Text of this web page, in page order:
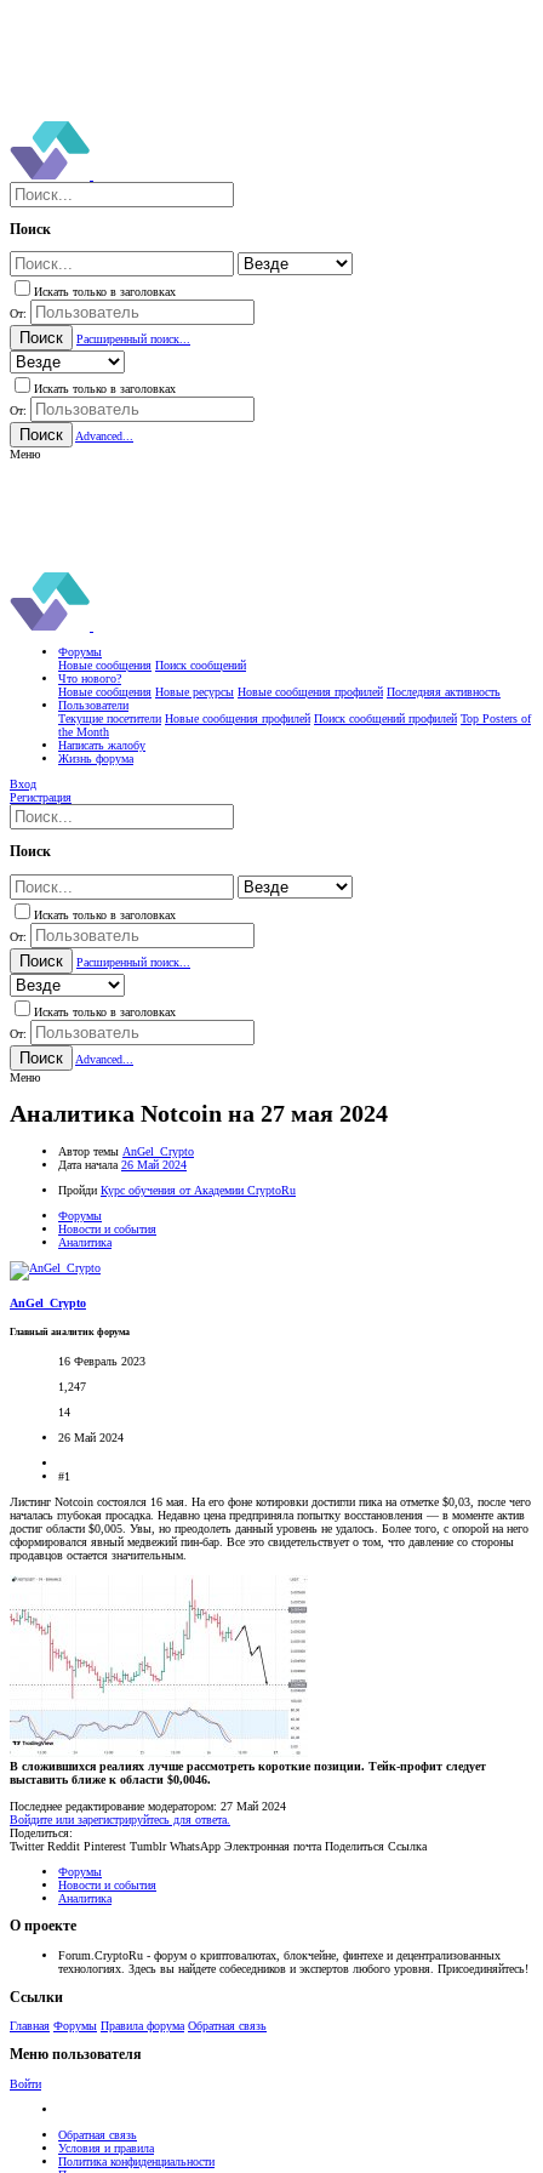
Поиск
Искать только в заголовках
От:
Поиск Расширенный поиск...
Искать только в заголовках
От:
Поиск
Advanced...
Меню
Форумы
Новые сообщения Поиск сообщений
Что нового?
Новые сообщения Новые ресурсы Новые сообщения профилей Последняя активность
Пользователи
Текущие посетители Новые сообщения профилей Поиск сообщений профилей Top Posters of
the Month
Написать жалобу
Жизнь форума
Вход
Регистрация
Поиск
Искать только в заголовках
От:
Поиск Расширенный поиск...
Искать только в заголовках
От:
Поиск
Advanced...
Меню
Аналитика Notcoin на 27 мая 2024
Автор темы AnGel_Crypto
Дата начала 26 Май 2024
Пройди Курс обучения от Академии CryptoRu
Форумы
Новости и события
Аналитика
AnGel_Crypto
Главный аналитик форума
16 Февраль 2023
1,247
14
26 Май 2024
#1
Листинг Notcoin состоялся 16 мая. На его фоне котировки достигли пика на отметке $0,03, после чего
началась глубокая просадка. Недавно цена предприняла попытку восстановления — в моменте актив
достиг области $0,005. Увы, но преодолеть данный уровень не удалось. Более того, с опорой на него
сформировался явный медвежий пин-бар. Все это свидетельствует о том, что давление со стороны
продавцов остается значительным.
В сложившихся реалиях лучше рассмотреть короткие позиции. Тейк-профит следует
выставить ближе к области $0,0046.
Последнее редактирование модератором: 27 Май 2024
Войдите или зарегистрируйтесь для ответа.
Поделиться:
Twitter Reddit Pinterest Tumblr WhatsApp Электронная почта Поделиться Ссылка
Форумы
Новости и события
Аналитика
О проекте
Forum.CryptoRu - форум о криптовалютах, блокчейне, финтехе и децентрализованных
технологиях. Здесь вы найдете собеседников и экспертов любого уровня. Присоединяйтесь!
Ссылки
Главная Форумы Правила форума Обратная связь
Меню пользователя
Войти
Обратная связь
Условия и правила
Политика конфиденциальности